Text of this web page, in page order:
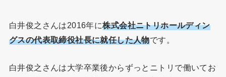
白井俊之さんは2016年に株式会社ニトリホールディン
グスの代表取締役社長に就任した人物です。
白井俊之さんは大学卒業後からずっとニトリで働いてお